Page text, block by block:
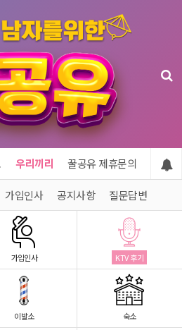
우리끼리 꿀공유 제휴문의
가입인사 공지사항 질문답변
가입인사 KTV 후기
이발소 숙소